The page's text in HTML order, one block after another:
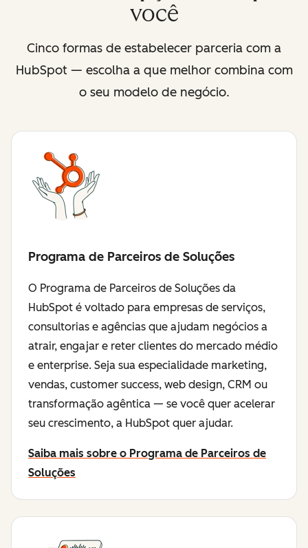
você
Cinco formas de estabelecer parceria com a
HubSpot — escolha a que melhor combina com
o seu modelo de negócio.
Programa de Parceiros de Soluções
O Programa de Parceiros de Soluções da
HubSpot é voltado para empresas de serviços,
consultorias e agências que ajudam negócios a
atrair, engajar e reter clientes do mercado médio
e enterprise. Seja sua especialidade marketing,
vendas, customer success, web design, CRM ou
transformação agêntica — se você quer acelerar
seu crescimento, a HubSpot quer ajudar.
Saiba mais sobre o Programa de Parceiros de
Soluções